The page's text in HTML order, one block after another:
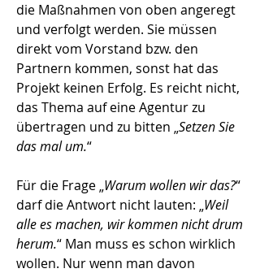
die Maßnahmen von oben angeregt
und verfolgt werden. Sie müssen
direkt vom Vorstand bzw. den
Partnern kommen, sonst hat das
Projekt keinen Erfolg. Es reicht nicht,
das Thema auf eine Agentur zu
übertragen und zu bitten „Setzen Sie
das mal um.“
Für die Frage „Warum wollen wir das?“
darf die Antwort nicht lauten: „Weil
alle es machen, wir kommen nicht drum
herum.“ Man muss es schon wirklich
wollen. Nur wenn man davon